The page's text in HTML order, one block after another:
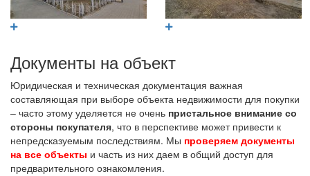
Документы на объект
Юридическая и техническая документация важная
составляющая при выборе объекта недвижимости для покупки
– часто этому уделяется не очень пристальное внимание со
стороны покупателя, что в перспективе может привести к
непредсказуемым последствиям. Мы проверяем документы
на все объекты и часть из них даем в общий доступ для
предварительного ознакомления.